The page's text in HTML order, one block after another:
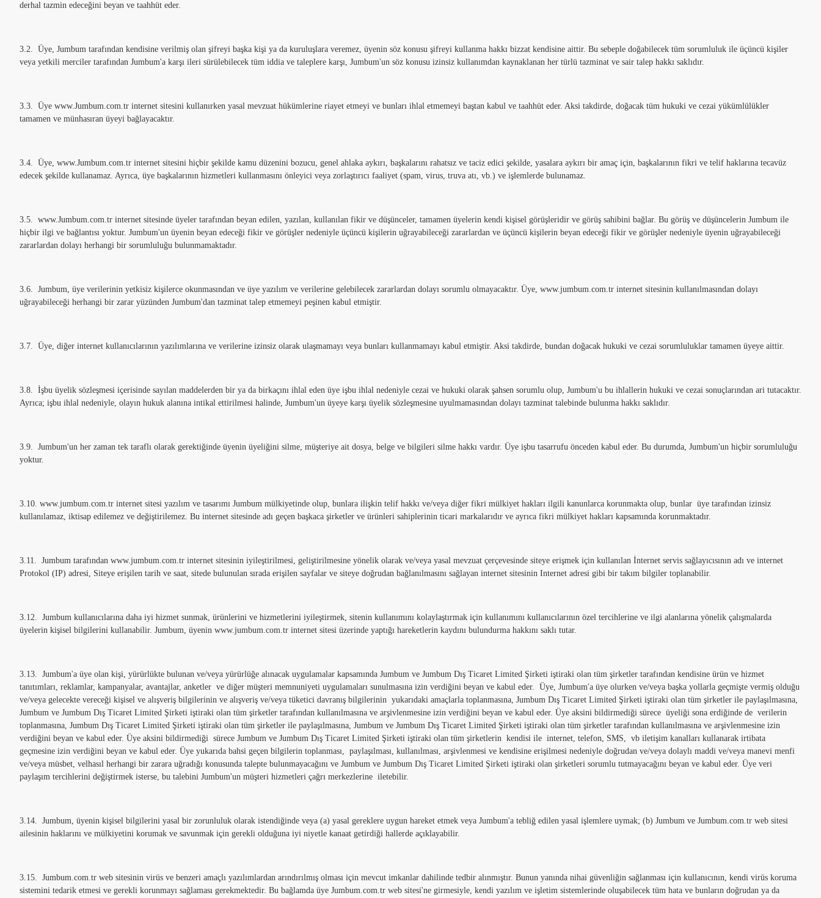
derhal tazmin edeceğini beyan ve taahhüt eder.
3.2. Üye, Jumbum tarafından kendisine verilmiş olan şifreyi başka kişi ya da kuruluşlara veremez, üyenin söz konusu şifreyi kullanma hakkı bizzat kendisine aittir. Bu sebeple doğabilecek tüm sorumluluk ile üçüncü kişiler
veya yetkili merciler tarafından Jumbum'a karşı ileri sürülebilecek tüm iddia ve taleplere karşı, Jumbum'un söz konusu izinsiz kullanımdan kaynaklanan her türlü tazminat ve sair talep hakkı saklıdır.
3.3. Üye www.Jumbum.com.tr internet sitesini kullanırken yasal mevzuat hükümlerine riayet etmeyi ve bunları ihlal etmemeyi baştan kabul ve taahhüt eder. Aksi takdirde, doğacak tüm hukuki ve cezai yükümlülükler
tamamen ve münhasıran üyeyi bağlayacaktır.
3.4. Üye, www.Jumbum.com.tr internet sitesini hiçbir şekilde kamu düzenini bozucu, genel ahlaka aykırı, başkalarını rahatsız ve taciz edici şekilde, yasalara aykırı bir amaç için, başkalarının fikri ve telif haklarına tecavüz
edecek şekilde kullanamaz. Ayrıca, üye başkalarının hizmetleri kullanmasını önleyici veya zorlaştırıcı faaliyet (spam, virus, truva atı, vb.) ve işlemlerde bulunamaz.
3.5. www.Jumbum.com.tr internet sitesinde üyeler tarafından beyan edilen, yazılan, kullanılan fikir ve düşünceler, tamamen üyelerin kendi kişisel görüşleridir ve görüş sahibini bağlar. Bu görüş ve düşüncelerin Jumbum ile
hiçbir ilgi ve bağlantısı yoktur. Jumbum'un üyenin beyan edeceği fikir ve görüşler nedeniyle üçüncü kişilerin uğrayabileceği zararlardan ve üçüncü kişilerin beyan edeceği fikir ve görüşler nedeniyle üyenin uğrayabileceği
zararlardan dolayı herhangi bir sorumluluğu bulunmamaktadır.
3.6. Jumbum, üye verilerinin yetkisiz kişilerce okunmasından ve üye yazılım ve verilerine gelebilecek zararlardan dolayı sorumlu olmayacaktır. Üye, www.jumbum.com.tr internet sitesinin kullanılmasından dolayı
uğrayabileceği herhangi bir zarar yüzünden Jumbum'dan tazminat talep etmemeyi peşinen kabul etmiştir.
3.7. Üye, diğer internet kullanıcılarının yazılımlarına ve verilerine izinsiz olarak ulaşmamayı veya bunları kullanmamayı kabul etmiştir. Aksi takdirde, bundan doğacak hukuki ve cezai sorumluluklar tamamen üyeye aittir.
3.8. İşbu üyelik sözleşmesi içerisinde sayılan maddelerden bir ya da birkaçını ihlal eden üye işbu ihlal nedeniyle cezai ve hukuki olarak şahsen sorumlu olup, Jumbum'u bu ihlallerin hukuki ve cezai sonuçlarından ari tutacaktır.
Ayrıca; işbu ihlal nedeniyle, olayın hukuk alanına intikal ettirilmesi halinde, Jumbum'un üyeye karşı üyelik sözleşmesine uyulmamasından dolayı tazminat talebinde bulunma hakkı saklıdır.
3.9. Jumbum'un her zaman tek taraflı olarak gerektiğinde üyenin üyeliğini silme, müşteriye ait dosya, belge ve bilgileri silme hakkı vardır. Üye işbu tasarrufu önceden kabul eder. Bu durumda, Jumbum'un hiçbir sorumluluğu
yoktur.
3.10. www.jumbum.com.tr internet sitesi yazılım ve tasarımı Jumbum mülkiyetinde olup, bunlara ilişkin telif hakkı ve/veya diğer fikri mülkiyet hakları ilgili kanunlarca korunmakta olup, bunlar üye tarafından izinsiz
kullanılamaz, iktisap edilemez ve değiştirilemez. Bu internet sitesinde adı geçen başkaca şirketler ve ürünleri sahiplerinin ticari markalarıdır ve ayrıca fikri mülkiyet hakları kapsamında korunmaktadır.
3.11. Jumbum tarafından www.jumbum.com.tr internet sitesinin iyileştirilmesi, geliştirilmesine yönelik olarak ve/veya yasal mevzuat çerçevesinde siteye erişmek için kullanılan İnternet servis sağlayıcısının adı ve internet
Protokol (IP) adresi, Siteye erişilen tarih ve saat, sitede bulunulan sırada erişilen sayfalar ve siteye doğrudan bağlanılmasını sağlayan internet sitesinin Internet adresi gibi bir takım bilgiler toplanabilir.
3.12. Jumbum kullanıcılarına daha iyi hizmet sunmak, ürünlerini ve hizmetlerini iyileştirmek, sitenin kullanımını kolaylaştırmak için kullanımını kullanıcılarının özel tercihlerine ve ilgi alanlarına yönelik çalışmalarda
üyelerin kişisel bilgilerini kullanabilir. Jumbum, üyenin www.jumbum.com.tr internet sitesi üzerinde yaptığı hareketlerin kaydını bulundurma hakkını saklı tutar.
3.13. Jumbum'a üye olan kişi, yürürlükte bulunan ve/veya yürürlüğe alınacak uygulamalar kapsamında Jumbum ve Jumbum Dış Ticaret Limited Şirketi iştiraki olan tüm şirketler tarafından kendisine ürün ve hizmet
tanıtımları, reklamlar, kampanyalar, avantajlar, anketler ve diğer müşteri memnuniyeti uygulamaları sunulmasına izin verdiğini beyan ve kabul eder. Üye, Jumbum'a üye olurken ve/veya başka yollarla geçmişte vermiş olduğu
ve/veya gelecekte vereceği kişisel ve alışveriş bilgilerinin ve alışveriş ve/veya tüketici davranış bilgilerinin yukarıdaki amaçlarla toplanmasına, Jumbum Dış Ticaret Limited Şirketi iştiraki olan tüm şirketler ile paylaşılmasına,
Jumbum ve Jumbum Dış Ticaret Limited Şirketi iştiraki olan tüm şirketler tarafından kullanılmasına ve arşivlenmesine izin verdiğini beyan ve kabul eder. Üye aksini bildirmediği sürece üyeliği sona erdiğinde de verilerin
toplanmasına, Jumbum Dış Ticaret Limited Şirketi iştiraki olan tüm şirketler ile paylaşılmasına, Jumbum ve Jumbum Dış Ticaret Limited Şirketi iştiraki olan tüm şirketler tarafından kullanılmasına ve arşivlenmesine izin
verdiğini beyan ve kabul eder. Üye aksini bildirmediği sürece Jumbum ve Jumbum Dış Ticaret Limited Şirketi iştiraki olan tüm şirketlerin kendisi ile internet, telefon, SMS, vb iletişim kanalları kullanarak irtibata
geçmesine izin verdiğini beyan ve kabul eder. Üye yukarıda bahsi geçen bilgilerin toplanması, paylaşılması, kullanılması, arşivlenmesi ve kendisine erişilmesi nedeniyle doğrudan ve/veya dolaylı maddi ve/veya manevi menfi
ve/veya müsbet, velhasıl herhangi bir zarara uğradığı konusunda talepte bulunmayacağını ve Jumbum ve Jumbum Dış Ticaret Limited Şirketi iştiraki olan şirketleri sorumlu tutmayacağını beyan ve kabul eder. Üye veri
paylaşım tercihlerini değiştirmek isterse, bu talebini Jumbum'un müşteri hizmetleri çağrı merkezlerine iletebilir.
3.14. Jumbum, üyenin kişisel bilgilerini yasal bir zorunluluk olarak istendiğinde veya (a) yasal gereklere uygun hareket etmek veya Jumbum'a tebliğ edilen yasal işlemlere uymak; (b) Jumbum ve Jumbum.com.tr web sitesi
ailesinin haklarını ve mülkiyetini korumak ve savunmak için gerekli olduğuna iyi niyetle kanaat getirdiği hallerde açıklayabilir.
3.15. Jumbum.com.tr web sitesinin virüs ve benzeri amaçlı yazılımlardan arındırılmış olması için mevcut imkanlar dahilinde tedbir alınmıştır. Bunun yanında nihai güvenliğin sağlanması için kullanıcının, kendi virüs koruma
sistemini tedarik etmesi ve gerekli korunmayı sağlaması gerekmektedir. Bu bağlamda üye Jumbum.com.tr web sitesi'ne girmesiyle, kendi yazılım ve işletim sistemlerinde oluşabilecek tüm hata ve bunların doğrudan ya da